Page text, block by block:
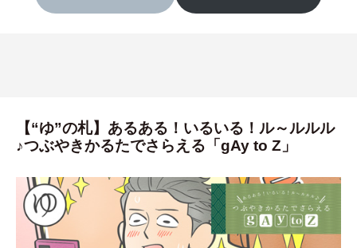
【“ゆ”の札】あるある！いるいる！ル～ルルル
♪つぶやきかるたでさらえる「gAy to Z」